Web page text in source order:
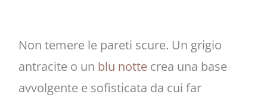
Non temere le pareti scure. Un grigio
antracite o un blu nottecrea una base
avvolgente e sofisticata da cui far